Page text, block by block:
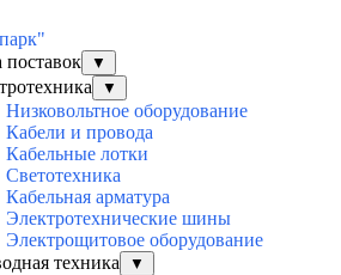
▼
▼
Низковольтное оборудование
Кабели и провода
Кабельные лотки
Светотехника
Кабельная арматура
Электротехнические шины
Электрощитовое оборудование
техника
▼